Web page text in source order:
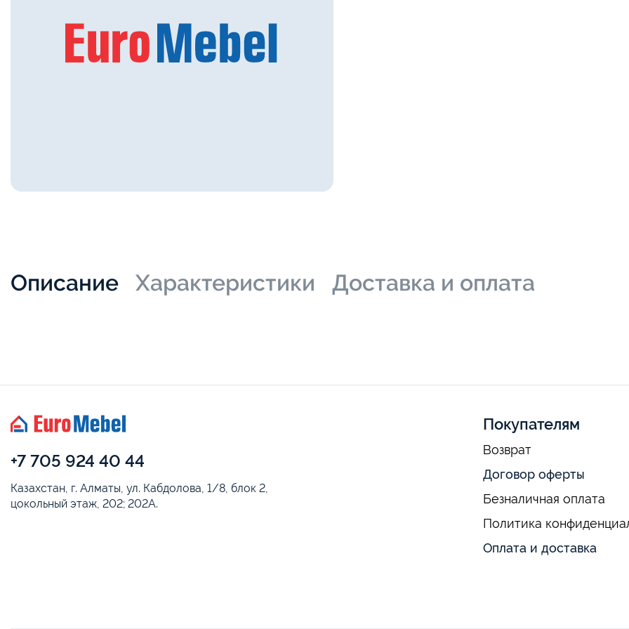
Описание Характеристики Доставка и оплата
+7 705 924 40 44
Казахстан, г. Алматы, ул. Кабдолова, 1/8, блок 2,
цокольный этаж, 202; 202А.
Покупателям
Возврат
Договор оферты
Безналичная оплата
Политика
Оплата и доставка